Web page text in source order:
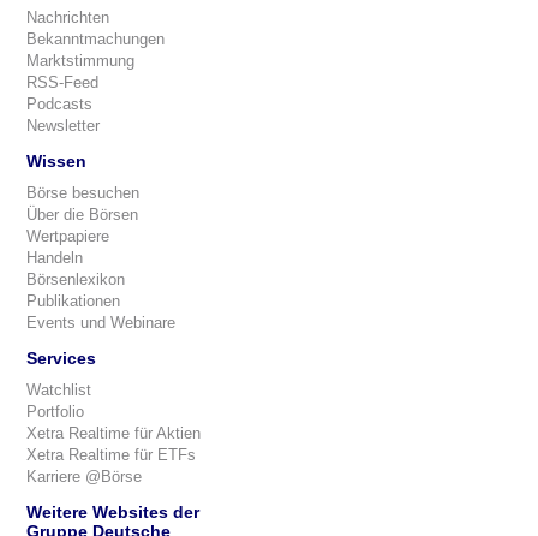
Nachrichten
Bekanntmachungen
Marktstimmung
RSS-Feed
Podcasts
Newsletter
Wissen
Börse besuchen
Über die Börsen
Wertpapiere
Handeln
Börsenlexikon
Publikationen
Events und Webinare
Services
Watchlist
Portfolio
Xetra Realtime für Aktien
Xetra Realtime für ETFs
Karriere @Börse
Weitere Websites der
Gruppe Deutsche